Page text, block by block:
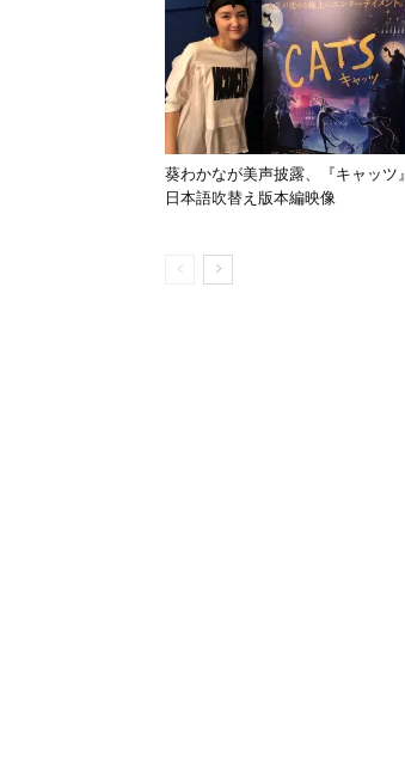
葵わかなが美声披露、『キャッツ』
日本語吹替え版本編映像